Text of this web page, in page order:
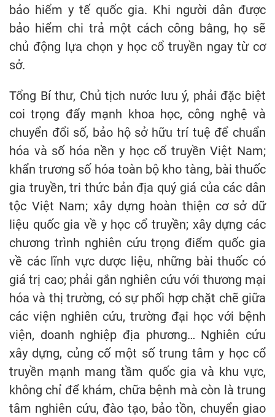
bảo hiểm y tế quốc gia. Khi người dân được
bảo hiểm chi trả một cách công bằng, họ sẽ
chủ động lựa chọn y học cổ truyền ngay từ cơ
sở.
Tổng Bí thư, Chủ tịch nước lưu ý, phải đặc biệt
coi trọng đẩy mạnh khoa học, công nghệ và
chuyển đổi số, bảo hộ sở hữu trí tuệ để chuẩn
hóa và số hóa nền y học cổ truyền Việt Nam;
khẩn trương số hóa toàn bộ kho tàng, bài thuốc
gia truyền, tri thức bản địa quý giá của các dân
tộc Việt Nam; xây dựng hoàn thiện cơ sở dữ
liệu quốc gia về y học cổ truyền; xây dựng các
chương trình nghiên cứu trọng điểm quốc gia
về các lĩnh vực dược liệu, những bài thuốc có
giá trị cao; phải gắn nghiên cứu với thương mại
hóa và thị trường, có sự phối hợp chặt chẽ giữa
các viện nghiên cứu, trường đại học với bệnh
viện, doanh nghiệp địa phương… Nghiên cứu
xây dựng, củng cố một số trung tâm y học cổ
truyền mạnh mang tầm quốc gia và khu vực,
không chỉ để khám, chữa bệnh mà còn là trung
tâm nghiên cứu, đào tạo, bảo tồn, chuyển giao